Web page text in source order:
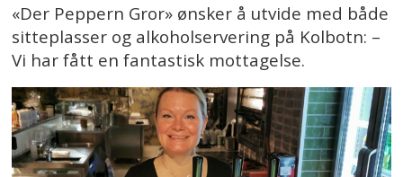
«Der Peppern Gror» ønsker å utvide med både
sitteplasser og alkoholservering på Kolbotn: –
Vi har fått en fantastisk mottagelse.